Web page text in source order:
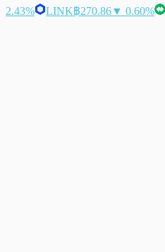
2.43%
LINK฿270.86▼ 0.60%